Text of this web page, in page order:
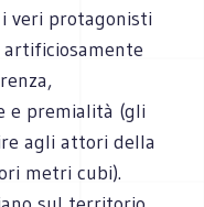
veri protagonisti
e premialità (gli
agli attori della
metri cubi).